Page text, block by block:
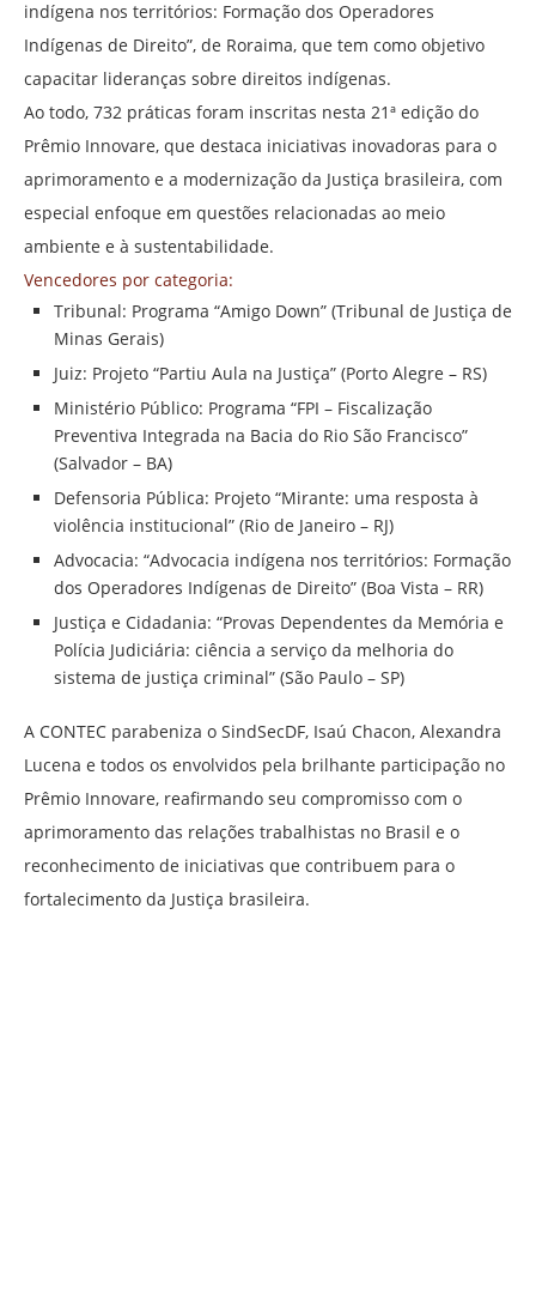
indígena nos territórios: Formação dos Operadores
Indígenas de Direito”, de Roraima, que tem como objetivo
capacitar lideranças sobre direitos indígenas.
Ao todo, 732 práticas foram inscritas nesta 21ª edição do
Prêmio Innovare, que destaca iniciativas inovadoras para o
aprimoramento e a modernização da Justiça brasileira, com
especial enfoque em questões relacionadas ao meio
ambiente e à sustentabilidade.
Vencedores por categoria:
Tribunal: Programa “Amigo Down” (Tribunal de Justiça de
Minas Gerais)
Juiz: Projeto “Partiu Aula na Justiça” (Porto Alegre – RS)
Ministério Público: Programa “FPI – Fiscalização
Preventiva Integrada na Bacia do Rio São Francisco”
(Salvador – BA)
Defensoria Pública: Projeto “Mirante: uma resposta à
violência institucional” (Rio de Janeiro – RJ)
Advocacia: “Advocacia indígena nos territórios: Formação
dos Operadores Indígenas de Direito” (Boa Vista – RR)
Justiça e Cidadania: “Provas Dependentes da Memória e
Polícia Judiciária: ciência a serviço da melhoria do
sistema de justiça criminal” (São Paulo – SP)
A CONTEC parabeniza o SindSecDF, Isaú Chacon, Alexandra
Lucena e todos os envolvidos pela brilhante participação no
Prêmio Innovare, reafirmando seu compromisso com o
aprimoramento das relações trabalhistas no Brasil e o
reconhecimento de iniciativas que contribuem para o
fortalecimento da Justiça brasileira.